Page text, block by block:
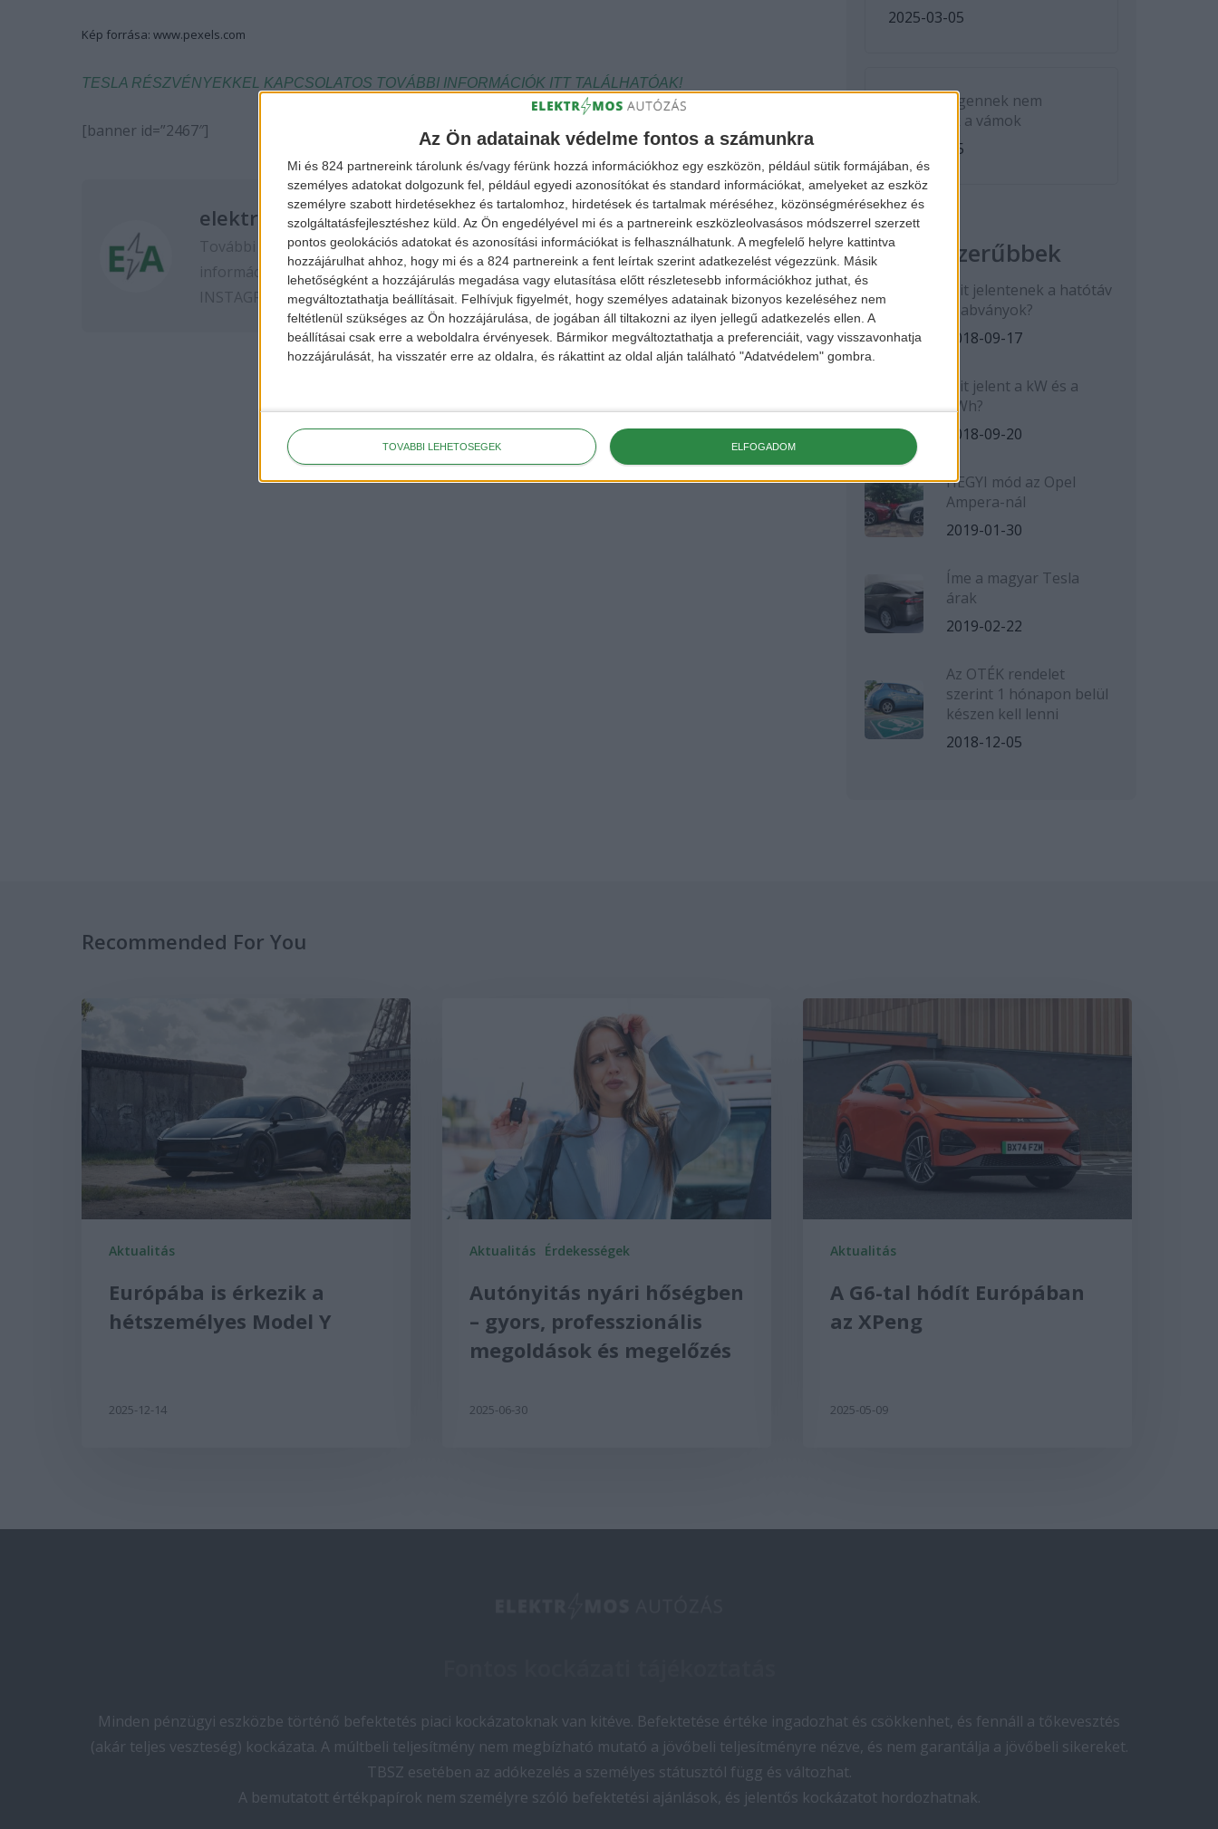
Az Ön adatainak védelme fontos a számunkra
Mi és 824 partnereink tárolunk és/vagy férünk hozzá információkhoz egy eszközön, például sütik formájában, és
személyes adatokat dolgozunk fel, például egyedi azonosítókat és standard információkat, amelyeket az eszköz
személyre szabott hirdetésekhez és tartalomhoz, hirdetések és tartalmak méréséhez, közönségmérésekhez és
szolgáltatásfejlesztéshez küld. Az Ön engedélyével mi és a partnereink eszközleolvasásos módszerrel szerzett
pontos geolokációs adatokat és azonosítási információkat is felhasználhatunk. A megfelelő helyre kattintva
hozzájárulhat ahhoz, hogy mi és a 824 partnereink a fent leírtak szerint adatkezelést végezzünk. Másik
lehetőségként a hozzájárulás megadása vagy elutasítása előtt részletesebb információkhoz juthat, és
megváltoztathatja beállításait. Felhívjuk figyelmét, hogy személyes adatainak bizonyos kezeléséhez nem
feltétlenül szükséges az Ön hozzájárulása, de jogában áll tiltakozni az ilyen jellegű adatkezelés ellen. A
beállításai csak erre a weboldalra érvényesek. Bármikor megváltoztathatja a preferenciáit, vagy visszavonhatja
hozzájárulását, ha visszatér erre az oldalra, és rákattint az oldal alján található "Adatvédelem" gombra.
TOVÁBBI LEHETŐSÉGEK ELFOGADOM
Kép forrása: www.pexels.com
TESLA RÉSZVÉNYEKKEL KAPCSOLATOS TOVÁBBI INFORMÁCIÓK ITT TALÁLHATÓAK!
[banner id=”2467″]
elektromos-autozas.hu
További elektromos autós hírekért,
információkért kövess minket aFACEBOOKés
INSTAGRAM
oldalon.
2025-03-05
A Volkswagennek nem
kedveznek a vámok
2025-03-05
Legnépszerűbbek
Mit jelentenek a hatótáv
szabványok?
2018-09-17
Mit jelent a kW és a
kWh?
2018-09-20
HEGYI mód az Opel
Ampera-nál
2019-01-30
Íme a magyar Tesla
árak
2019-02-22
Az OTÉK rendelet
szerint 1 hónapon belül
készen kell lenni
2018-12-05
Recommended For You
Aktualitás
Európába is érkezik a
hétszemélyes Model Y
2025-12-14
Aktualitás Érdekességek
Autónyitás nyári hőségben
– gyors, professzionális
megoldások és megelőzés
2025-06-30
Aktualitás
A G6-tal hódít Európában
az XPeng
2025-05-09
Minden pénzügyi eszközbe történő befektetés piaci kockázatoknak van kitéve. Befektetése értéke ingadozhat és csökkenhet, és fennáll a tőkevesztés
(akár teljes veszteség) kockázata. A múltbeli teljesítmény nem megbízható mutató a jövőbeli teljesítményre nézve, és nem garantálja a jövőbeli sikereket.
TBSZ esetében az adókezelés a személyes státusztól függ és változhat.
A bemutatott értékpapírok nem személyre szóló befektetési ajánlások, és jelentős kockázatot hordozhatnak.